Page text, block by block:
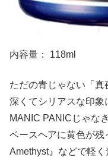
内容量： 118ml
ただの青じゃない「真
深くてシリアスな印象
MANIC PANICじゃな
ベースヘアに黄色が
Amethyst』などで軽く